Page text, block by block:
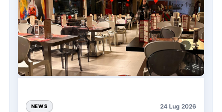
NEWS 24 Lug 2026